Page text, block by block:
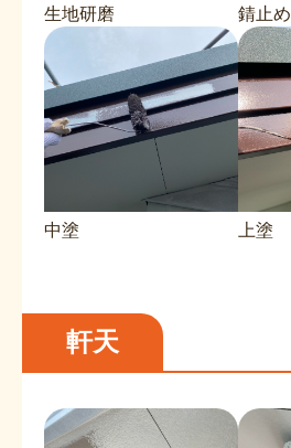
生地研磨 錆止め
中塗 上塗
軒天